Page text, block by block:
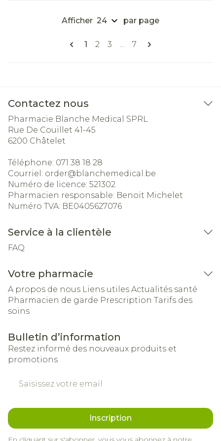
Pages
Vous lisez actuellement la page
1 Page
2 Page
3 ... Page
7
Afficher par page
Contactez nous
Pharmacie Blanche Medical SPRL
Rue De Couillet 41-45
6200 Châtelet
Téléphone: 071 38 18 28
Courriel: order@blanchemedical.be
Numéro de licence: 521302
Pharmacien responsable: Benoit Michelet
Numéro TVA: BE0405627076
Service à la clientèle
FAQ
Votre pharmacie
A propos de nous Liens utiles Actualités santé
Pharmacien de garde Prescription Tarifs des
soins
Bulletin d’information
Restez informé des nouveaux produits et
promotions
Inscription